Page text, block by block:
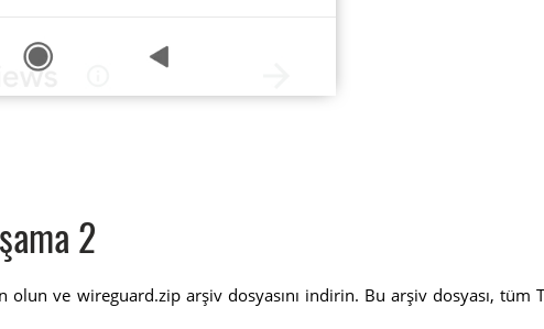
2
olun ve wireguard.zip arşiv dosyasını indirin. Bu arşiv dosyası,